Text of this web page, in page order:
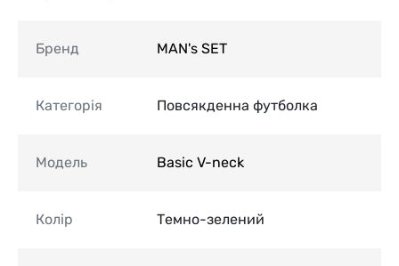
Бренд MAN's SET
Категорія Повсякденна футболка
Модель Basic V-neck
Колір Темно-зелений